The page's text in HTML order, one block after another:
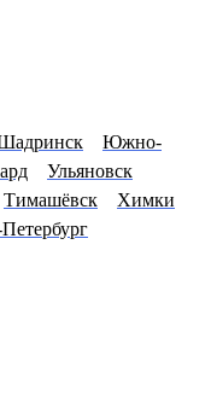
Южно-
Ульяновск
Тимашёвск
Химки